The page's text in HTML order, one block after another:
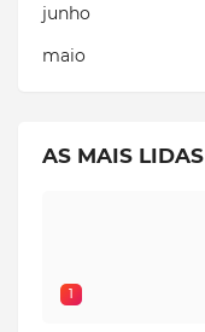
junho
maio
AS MAIS LIDAS
1